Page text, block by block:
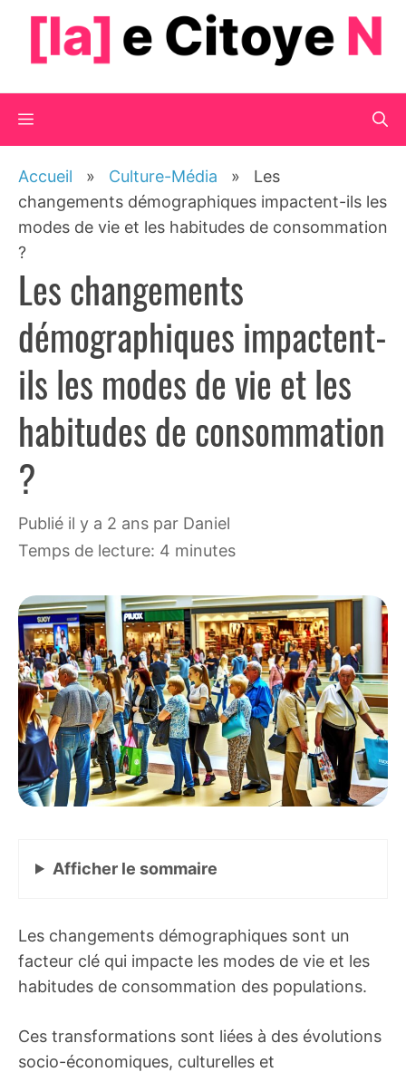
contenu
Menu
Accueil » Culture-Média » Les
changements démographiques impactent-ils les
modes de vie et les habitudes de consommation
?
Les changements
démographiques impactent-
ils les modes de vie et les
habitudes de consommation
?
publié il y a 2 ans par Daniel
Temps de lecture: 4 minutes
Afficher le sommaire
Les changements démographiques sont un
facteur clé qui impacte les modes de vie et les
habitudes de consommation des populations.
Ces transformations sont liées à des évolutions
socio-économiques, culturelles et